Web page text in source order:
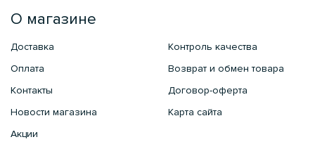
О магазине
Доставка
Оплата
Контакты
Новости магазина
Акции
Контроль качества
Возврат и обмен товара
Договор-оферта
Карта сайта